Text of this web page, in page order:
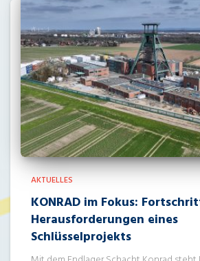
AKTUELLES
KONRAD im Fokus:
Herausforderungen eines
Schlüsselprojekts